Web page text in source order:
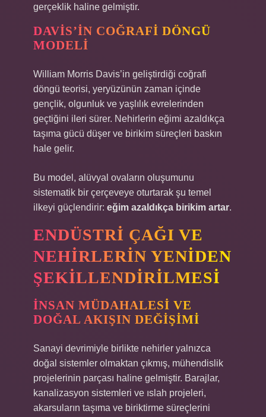
gerçeklik haline gelmiştir.
DAVIS’IN COĞRAFI DÖNGÜ
MODELI
William Morris Davis’in geliştirdiği coğrafi
döngü teorisi, yeryüzünün zaman içinde
gençlik, olgunluk ve yaşlılık evrelerinden
geçtiğini ileri sürer. Nehirlerin eğimi azaldıkça
taşıma gücü düşer ve birikim süreçleri baskın
hale gelir.
Bu model, alüvyal ovaların oluşumunu
sistematik bir çerçeveye oturtarak şu temel
ilkeyi güçlendirir: eğim azaldıkça birikim artar.
ENDÜSTRI ÇAĞI VE
NEHIRLERIN YENIDEN
ŞEKILLENDIRILMESI
İNSAN MÜDAHALESI VE
DOĞAL AKIŞIN DEĞIŞIMI
Sanayi devrimiyle birlikte nehirler yalnızca
doğal sistemler olmaktan çıkmış, mühendislik
projelerinin parçası haline gelmiştir. Barajlar,
kanalizasyon sistemleri ve ıslah projeleri,
akarsuların taşıma ve biriktirme süreçlerini